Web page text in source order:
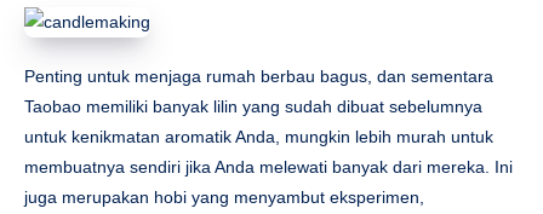
Penting untuk menjaga rumah berbau bagus, dan sementara
Taobao memiliki banyak lilin yang sudah dibuat sebelumnya
untuk kenikmatan aromatik Anda, mungkin lebih murah untuk
membuatnya sendiri jika Anda melewati banyak dari mereka. Ini
juga merupakan hobi yang menyambut eksperimen,